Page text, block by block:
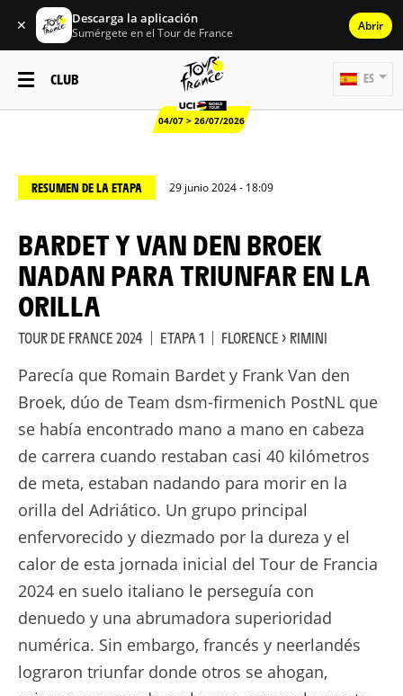
✕ Descarga la aplicación
Sumérgete en el Tour de France Abrir
CLUB
04/07 > 26/07/2026
ES
RESUMEN DE LA ETAPA 29 junio 2024 - 18:09
BARDET Y VAN DEN BROEK
NADAN PARA TRIUNFAR EN LA
ORILLA
TOUR DE FRANCE 2024 | ETAPA 1 | FLORENCE > RIMINI
Parecía que Romain Bardet y Frank Van den
Broek, dúo de Team dsm-firmenich PostNL que
se había encontrado mano a mano en cabeza
de carrera cuando restaban casi 40 kilómetros
de meta, estaban nadando para morir en la
orilla del Adriático. Un grupo principal
enfervorecido y diezmado por la dureza y el
calor de esta jornada inicial del Tour de Francia
2024 en suelo italiano le perseguía con
denuedo y una abrumadora superioridad
numérica. Sin embargo, francés y neerlandés
lograron triunfar donde otros se ahogan,